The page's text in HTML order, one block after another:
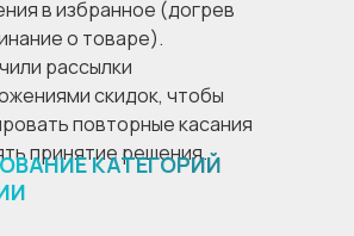
в избранное (догрев
о товаре).
рассылки
скидок, чтобы
повторные касания
принятие решения.
КАТЕГОРИЙ